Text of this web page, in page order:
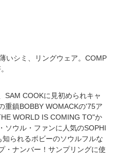
いシミ、リングウェア。COMP
SAM COOKに見初められキャ
重鎮BOBBY WOMACKの'75ア
WORLD IS COMING TO"か
ソウル・ファンに人気のSOPHI
られるボビーのソウルフルな
・ナンバー！サンプリングに使